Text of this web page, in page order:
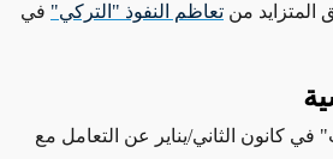
المتزايد من تعاظم النفوذ "التركي" في
كانون الثاني/يناير عن التعامل مع